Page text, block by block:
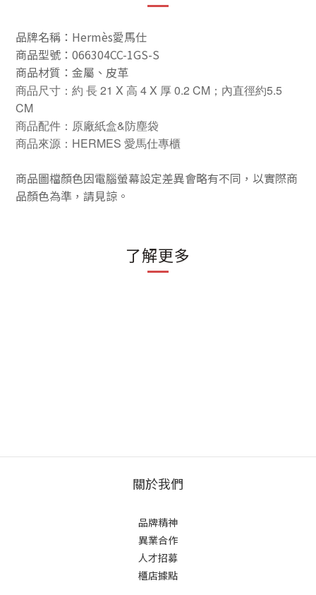
品牌名稱： Hermès愛馬仕
商品型號：066304CC-1GS-S
商品材質：金屬、皮革
商品尺寸：約 長 21 X 高 4 X 厚 0.2 CM；內直徑約5.5
CM
商品配件：原廠紙盒&防塵袋
商品來源：HERMES 愛馬仕專櫃
商品圖檔顏色因電腦螢幕設定差異會略有不同，以實際商
品顏色為準，請見諒。
了解更多
關於我們
品牌精神
異業合作
人才招募
櫃店據點